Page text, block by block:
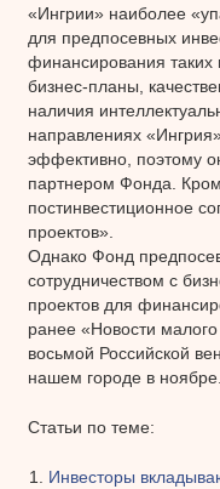
«Ингрии» наиболее
для предпосевных
финансирования
бизнес-планы,
наличия
направлениях
эффективно, поэтому
партнером Фонда.
постинвестиционное
проектов».
Однако Фонд
сотрудничеством с
проектов для
ранее «Новости
восьмой Российской
нашем городе в ноябре.
Статьи по теме:
Инвесторы